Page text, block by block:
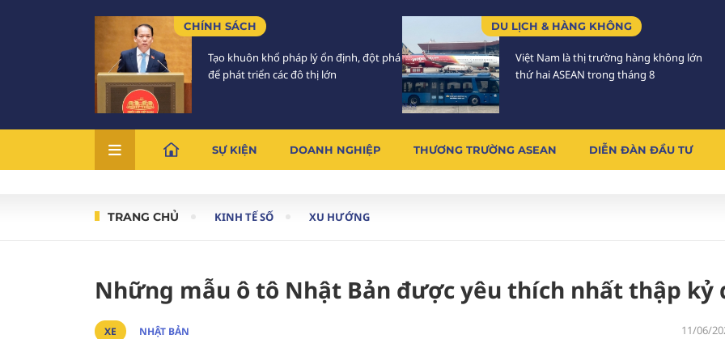
CHÍNH SÁCH
Tạo khuôn khổ pháp lý ổn định, đột phá
để phát triển các đô thị lớn
DU LỊCH & HÀNG KHÔNG
Việt Nam là thị trường hàng không lớn
thứ hai ASEAN trong tháng 8
SỰ KIỆN DOANH NGHIỆP THƯƠNG TRƯỜNG ASEAN DIỄN ĐÀN ĐẦU TƯ
TRANG CHỦ KINH TẾ SỐ XU HƯỚNG
Những mẫu ô tô Nhật Bản được yêu thích nhất thập kỷ
XE NHẬT BẢN 11/06/